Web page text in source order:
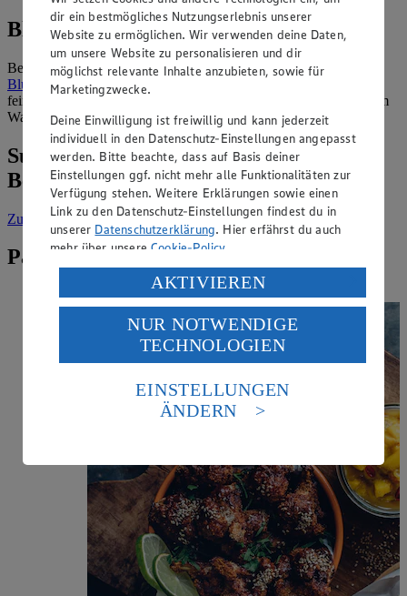
Blumenkohl im EDEKA Sortiment
Besonders einfach und schnell lässt sich unser tiefgefrorener
Blumenkohlder Eigenmarke GUT&GÜNSTIG verarbeiten. Die
feinen Röschen musst du lediglich ein paar Minuten in kochendem
Wasser oder in der Mikrowelle garen.
Suche weitere Lebensmittel aus dem
Bereich „Obst & Gemüse“
Zur Suchevorgefiltert nach Kategorie: Obst & Gemüse
Passende Rezepte zu Blumenkohl
dir ein bestmögliches Nutzungserlebnis unserer
Website zu ermöglichen. Wir verwenden deine Daten,
um unsere Website zu personalisieren und dir
möglichst relevante Inhalte anzubieten, sowie für
Marketingzwecke.
Deine Einwilligung ist freiwillig und kann jederzeit
individuell in den Datenschutz-Einstellungen angepasst
werden. Bitte beachte, dass auf Basis deiner
Einstellungen ggf. nicht mehr alle Funktionalitäten zur
Verfügung stehen. Weitere Erklärungen sowie einen
Link zu den Datenschutz-Einstellungen findest du in
unserer Datenschutzerklärung. Hier erfährst du auch
mehr über unsereCookie-Policy.
Verarbeitung deiner personenbezogenen Daten in den
USA durch Facebook und YouTube:
Wenn du auf „Aktivieren“ klickst, willigst du im Sinne
des Art. 49 Abs. 1 Satz 1 lit. a) DSGVO ein, dass deine
Daten in den USA verarbeitet werden. Der EuGH sieht
die USA als Land mit einem nach europäischen
Standards nicht angemessenen Datenschutzniveau an.
Es besteht das Risiko eines Zugriffs durch US-
Informationen zum Herausgeber der Seite findest du
Impressum
AKTIVIEREN
NUR NOTWENDIGE
TECHNOLOGIEN
EINSTELLUNGEN
ÄNDERN